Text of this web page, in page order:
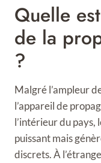
Quelle
de la
?
Malgré l’ampleur
l’appareil de
l’intérieur du pays,
puissant mais
discrets. À